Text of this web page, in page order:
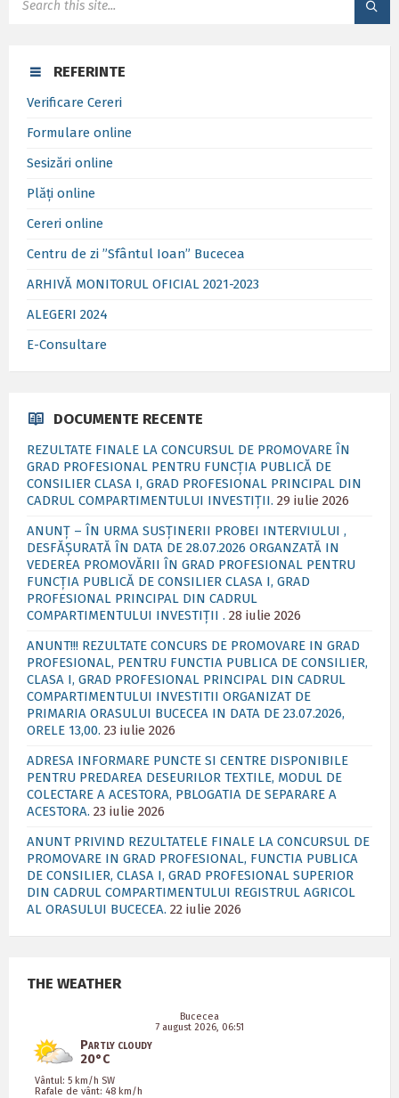
REFERINTE
Verificare Cereri
Formulare online
Sesizări online
Plăți online
Cereri online
Centru de zi ”Sfântul Ioan” Bucecea
ARHIVĂ MONITORUL OFICIAL 2021-2023
ALEGERI 2024
E-Consultare
DOCUMENTE RECENTE
REZULTATE FINALE LA CONCURSUL DE PROMOVARE ÎN
GRAD PROFESIONAL PENTRU FUNCȚIA PUBLICĂ DE
CONSILIER CLASA I, GRAD PROFESIONAL PRINCIPAL DIN
CADRUL COMPARTIMENTULUI INVESTIȚII. 29 iulie 2026
ANUNȚ – ÎN URMA SUSȚINERII PROBEI INTERVIULUI ,
DESFĂȘURATĂ ÎN DATA DE 28.07.2026 ORGANZATĂ IN
VEDEREA PROMOVĂRII ÎN GRAD PROFESIONAL PENTRU
FUNCȚIA PUBLICĂ DE CONSILIER CLASA I, GRAD
PROFESIONAL PRINCIPAL DIN CADRUL
COMPARTIMENTULUI INVESTIȚII . 28 iulie 2026
ANUNT!!! REZULTATE CONCURS DE PROMOVARE IN GRAD
PROFESIONAL, PENTRU FUNCTIA PUBLICA DE CONSILIER,
CLASA I, GRAD PROFESIONAL PRINCIPAL DIN CADRUL
COMPARTIMENTULUI INVESTITII ORGANIZAT DE
PRIMARIA ORASULUI BUCECEA IN DATA DE 23.07.2026,
ORELE 13,00. 23 iulie 2026
ADRESA INFORMARE PUNCTE SI CENTRE DISPONIBILE
PENTRU PREDAREA DESEURILOR TEXTILE, MODUL DE
COLECTARE A ACESTORA, PBLOGATIA DE SEPARARE A
ACESTORA. 23 iulie 2026
ANUNT PRIVIND REZULTATELE FINALE LA CONCURSUL DE
PROMOVARE IN GRAD PROFESIONAL, FUNCTIA PUBLICA
DE CONSILIER, CLASA I, GRAD PROFESIONAL SUPERIOR
DIN CADRUL COMPARTIMENTULUI REGISTRUL AGRICOL
AL ORASULUI BUCECEA. 22 iulie 2026
THE WEATHER
Bucecea
7 august 2026, 06:51
Partly cloudy
20°C
Vântul: 5 km/h SW
Rafale de vânt: 48 km/h